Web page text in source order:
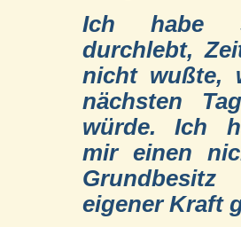
Ich habe
durchlebt,
nicht wußte,
nächsten
würde. Ich
mir einen
eigener Kraft